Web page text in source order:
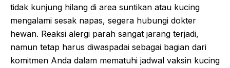
tidak kunjung hilang di area suntikan atau kucing
mengalami sesak napas, segera hubungi dokter
hewan. Reaksi alergi parah sangat jarang terjadi,
namun tetap harus diwaspadai sebagai bagian dari
komitmen Anda dalam mematuhi jadwal vaksin kucing